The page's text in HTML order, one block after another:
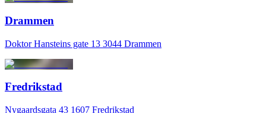
Drammen
Doktor Hansteins gate 13 3044 Drammen
Fredrikstad
Nygaardsgata 43 1607 Fredrikstad